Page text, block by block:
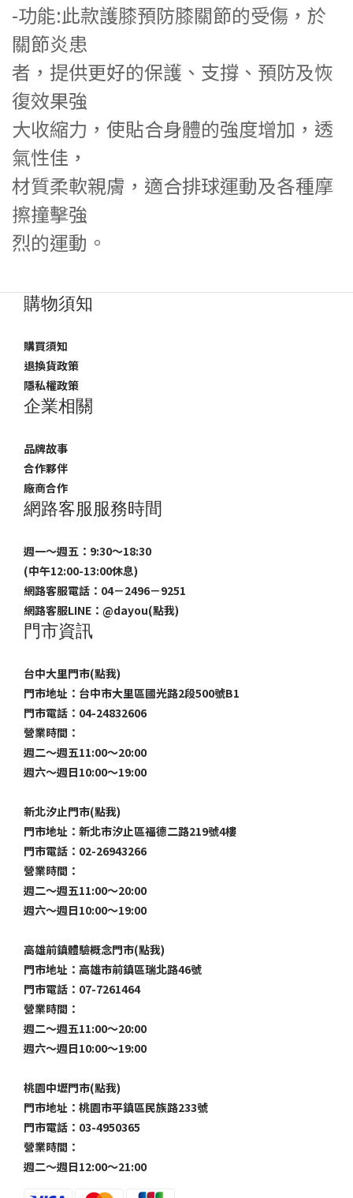
-功能:此款護膝預防膝關節的受傷，於
關節炎患
者，提供更好的保護、支撐 、預防及恢
復效果強
大收縮力，使貼合身體的強度增加，透
氣性佳，
材質柔軟親膚，適合排球運動及各種摩
擦撞擊強
烈的運動。
購物須知
購買須知
退換貨政策
隱私權政策
企業相關
品牌故事
合作夥伴
廠商合作
網路客服服務時間
週一～週五：9:30～18:30
(中午12:00-13:00休息)
網路客服電話：04－2496－9251
網路客服LINE： @dayou(點我)
門市資訊
台中大里門市(點我)
門市地址：台中市大里區國光路2段500號B1
門市電話：04-24832606
營業時間：
週二～週五11:00～20:00
週六～週日10:00～19:00
新北汐止門市(點我)
門市地址：新北市汐止區福德二路219號4樓
門市電話：02-26943266
營業時間：
週二～週五11:00～20:00
週六～週日10:00～19:00
高雄前鎮體驗概念門市(點我)
門市地址：高雄市前鎮區瑞北路46號
門市電話：07-7261464
營業時間：
週二～週五11:00～20:00
週六～週日10:00～19:00
桃園中壢門市(點我)
門市地址：桃園市平鎮區民族路233號
門市電話：03-4950365
營業時間：
週二～週日12:00～21:00